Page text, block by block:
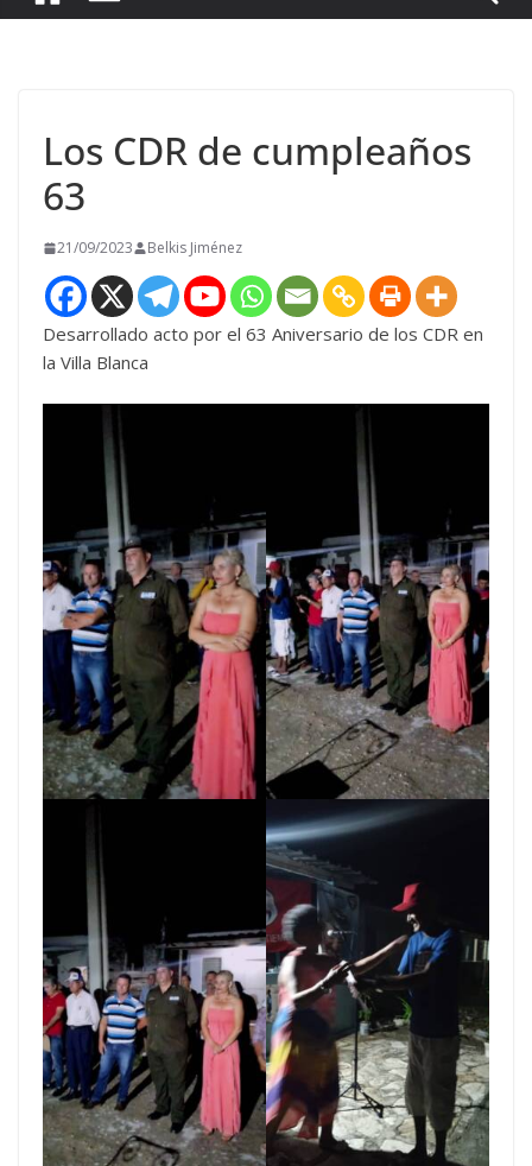
Los CDR de cumpleaños
63
21/09/2023 Belkis Jiménez
Desarrollado acto por el 63 Aniversario de los CDR en
la Villa Blanca